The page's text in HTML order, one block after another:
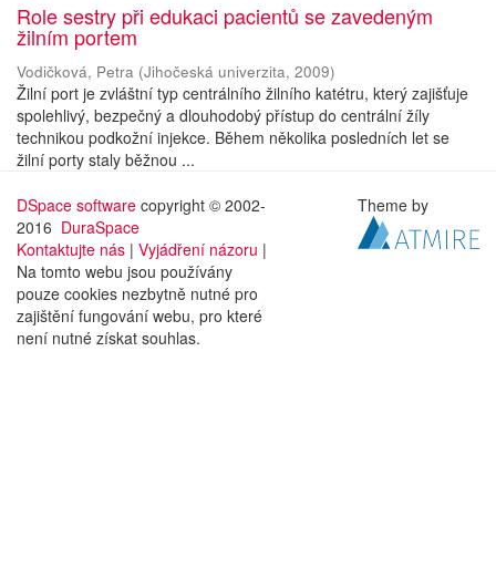
Role sestry při edukaci pacientů se zavedeným
žilním portem
Vodičková, Petra (Jihočeská univerzita, 2009)
Žilní port je zvláštní typ centrálního žilního katétru, který zajišťuje
spolehlivý, bezpečný a dlouhodobý přístup do centrální žíly
technikou podkožní injekce. Během několika posledních let se
žilní porty staly běžnou ...
DSpace software copyright © 2002-
2016 DuraSpace
Kontaktujte nás | Vyjádření názoru |
Na tomto webu jsou používány
pouze cookies nezbytně nutné pro
zajištění fungování webu, pro které
není nutné získat souhlas.
Theme by